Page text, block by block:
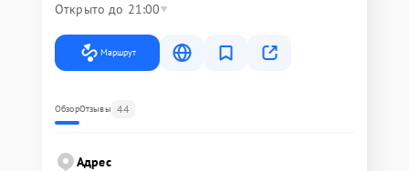
Открыто до 21:00
Маршрут
ОбзорОтзывы 44
Адрес